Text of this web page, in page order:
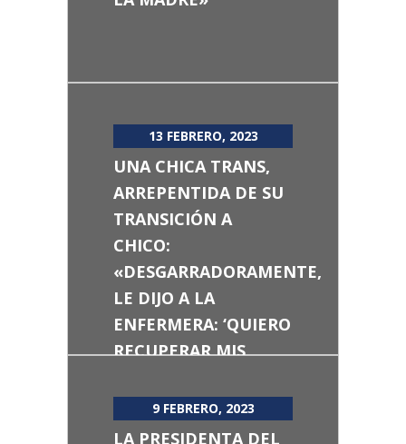
13 FEBRERO, 2023
UNA CHICA TRANS,
ARREPENTIDA DE SU
TRANSICIÓN A
CHICO:
«DESGARRADORAMENTE,
LE DIJO A LA
ENFERMERA: ‘QUIERO
RECUPERAR MIS
9 FEBRERO, 2023
LA PRESIDENTA DEL